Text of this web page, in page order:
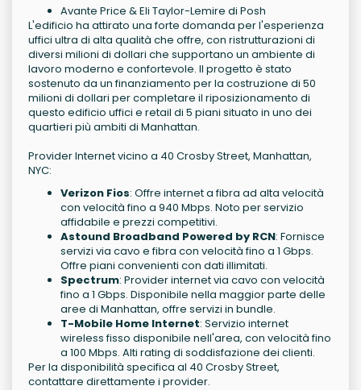
Avante Price & Eli Taylor-Lemire di Posh
L'edificio ha attirato una forte domanda per l'esperienza
uffici ultra di alta qualità che offre, con ristrutturazioni di
diversi milioni di dollari che supportano un ambiente di
lavoro moderno e confortevole. Il progetto è stato
sostenuto da un finanziamento per la costruzione di 50
milioni di dollari per completare il riposizionamento di
questo edificio uffici e retail di 5 piani situato in uno dei
quartieri più ambiti di Manhattan.
Provider Internet vicino a 40 Crosby Street, Manhattan,
NYC:
Verizon Fios: Offre internet a fibra ad alta velocità
con velocità fino a 940 Mbps. Noto per servizio
affidabile e prezzi competitivi.
Astound Broadband Powered by RCN: Fornisce
servizi via cavo e fibra con velocità fino a 1 Gbps.
Offre piani convenienti con dati illimitati.
Spectrum: Provider internet via cavo con velocità
fino a 1 Gbps. Disponibile nella maggior parte delle
aree di Manhattan, offre servizi in bundle.
T-Mobile Home Internet: Servizio internet
wireless fisso disponibile nell'area, con velocità fino
a 100 Mbps. Alti rating di soddisfazione dei clienti.
Per la disponibilità specifica al 40 Crosby Street,
contattare direttamente i provider.